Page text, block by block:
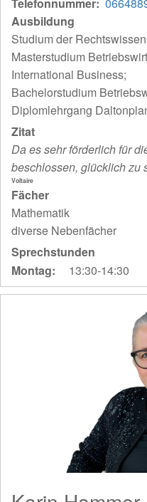
Ausbildung
Studium der
Masterstudium
International Business;
Bachelorstudium
Diplomlehrgang
Zitat
Da es sehr förderlich für
beschlossen, glücklich zu
Voltaire
Fächer
Mathematik
diverse Nebenfächer
Sprechstunden
Montag:
13:30-14:30